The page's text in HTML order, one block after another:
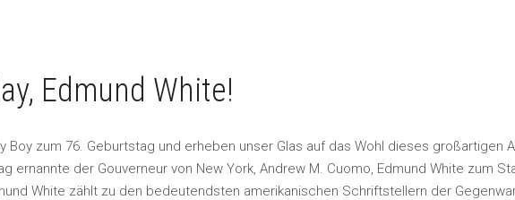
Edmund White!
Boy zum 76. Geburtstag und erheben unser Glas auf das Wohl dieses großartigen
ernannte der Gouverneur von New York, Andrew M. Cuomo, Edmund White zum
White zählt zu den bedeutendsten amerikanischen Schriftstellern der